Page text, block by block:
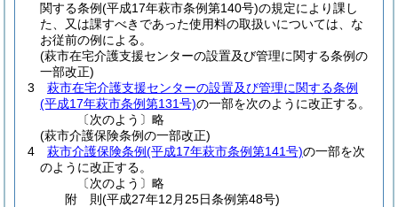
関する条例(平成17年萩市条例第140号)の規定により課し
た、又は課すべきであった使用料の取扱いについては、な
お従前の例による。
(萩市在宅介護支援センターの設置及び管理に関する条例の
一部改正)
3
萩市在宅介護支援センターの設置及び管理に関する条例
(平成17年萩市条例第131号)の一部を次のように改正する。
〔次のよう〕略
(萩市介護保険条例の一部改正)
4
萩市介護保険条例(平成17年萩市条例第141号)の一部を次
のように改正する。
〔次のよう〕略
附 則(平成27年12月25日条例第48号)